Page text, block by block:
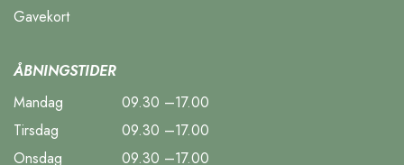
Gavekort
ÅBNINGSTIDER
Mandag
09.30 –17.00
Tirsdag
09.30 –17.00
Onsdag
09.30 –17.00